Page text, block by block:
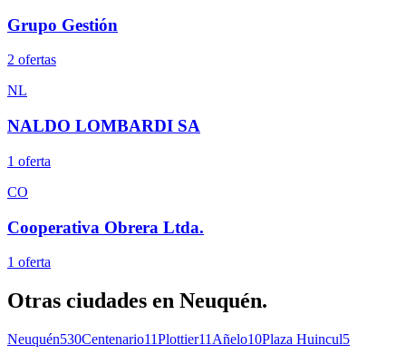
Grupo Gestión
2 ofertas
NL
NALDO LOMBARDI SA
1 oferta
CO
Cooperativa Obrera Ltda.
1 oferta
Otras ciudades en Neuquén.
Neuquén530Centenario11Plottier11 Añelo10Plaza Huincul5